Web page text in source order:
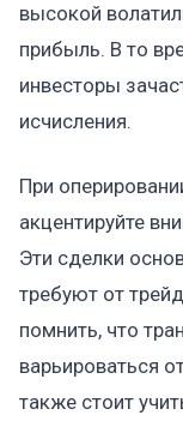
высокой
прибыль. В то
инвесторы
исчисления.
При
акцентируйте
Эти сделки
требуют от
помнить, что
варьироваться
также стоит